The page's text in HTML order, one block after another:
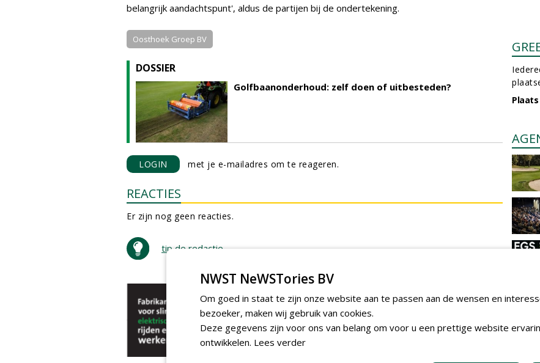
belangrijk aandachtspunt', aldus de partijen bij de ondertekening.
Oosthoek Groep BV
DOSSIER
Golfbaanonderhoud: zelf doen of uitbesteden?
LOGIN met je e-mailadres om te reageren.
REACTIES
Er zijn nog geen reacties.
tip de redactie
NWST NeWSTories BV
Om goed in staat te zijn onze website aan te passen aan de wensen en
bezoeker, maken wij gebruik van cookies.
Deze gegevens zijn voor ons van belang om voor u een prettige website
ontwikkelen. Lees verder